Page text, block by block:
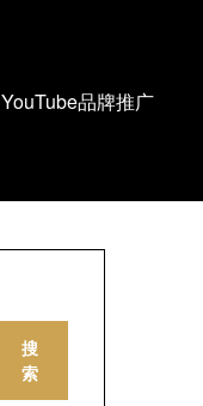
YouTube品牌推广
搜
索